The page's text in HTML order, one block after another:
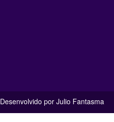
Desenvolvido por Julio Fantasma